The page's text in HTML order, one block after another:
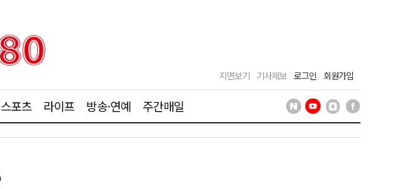
지면보기 기사제보 로그인 회원가입
스포츠 라이프 방송·연예 주간매일